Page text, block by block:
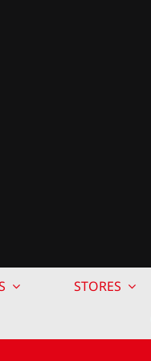
STORES